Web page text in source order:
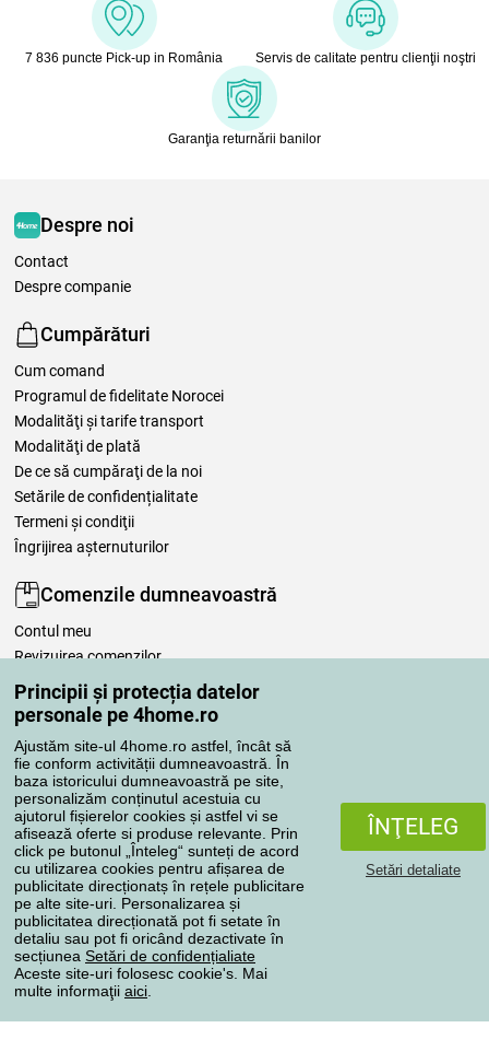
Principii și protecția datelor
personale pe 4home.ro
Ajustăm site-ul 4home.ro astfel, încât să
fie conform activității dumneavoastră. În
baza istoricului dumneavoastră pe site,
personalizăm conținutul acestuia cu
ajutorul fișierelor cookies și astfel vi se
afisează oferte si produse relevante. Prin
click pe butonul „Înteleg“ sunteți de acord
cu utilizarea cookies pentru afișarea de
publicitate direcționatș în rețele publicitare
pe alte site-uri. Personalizarea și
publicitatea direcționată pot fi setate în
detaliu sau pot fi oricând dezactivate în
secțiunea Setări de confidențialiate
Aceste site-uri folosesc cookie's. Mai
multe informaţii aici
ÎNŢELEG
Setări detaliate
7 836 puncte Pick-up in România Servis de calitate pentru clienţii noştri
Garanţia returnării banilor
Despre noi
Contact
Despre companie
Cumpărături
Cum comand
Programul de fidelitate Norocei
Modalităţi şi tarife transport
Modalităţi de plată
De ce să cumpăraţi de la noi
Setările de confidențialitate
Termeni şi condiţii
Îngrijirea așternuturilor
Comenzile dumneavoastră
Contul meu
Revizuirea comenzilor
Reclamaţii
Retragere de la contract
Regulile de procesare a recenziilor
Metode de transport
Metode de plată
Magazin de încredere